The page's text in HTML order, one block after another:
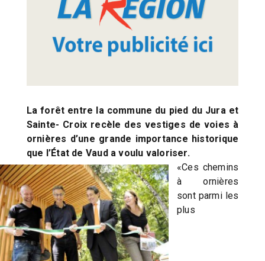
La forêt entre la commune du pied du Jura et
Sainte- Croix recèle des vestiges de voies à
ornières d’une grande importance historique
que l’État de Vaud a voulu valoriser.
«Ces chemins
à ornières
sont parmi les
plus